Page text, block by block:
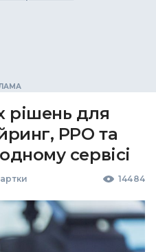
рішень для
РРО та
сервісі
14484